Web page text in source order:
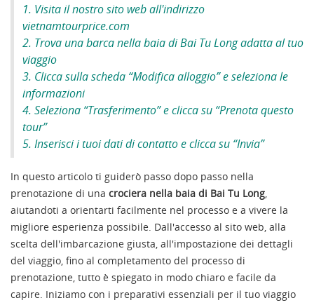
1. Visita il nostro sito web all'indirizzo
vietnamtourprice.com
2. Trova una barca nella baia di Bai Tu Long adatta al tuo
viaggio
3. Clicca sulla scheda “Modifica alloggio” e seleziona le
informazioni
4. Seleziona “Trasferimento” e clicca su “Prenota questo
tour”
5. Inserisci i tuoi dati di contatto e clicca su “Invia”
In questo articolo ti guiderò passo dopo passo nella
prenotazione di una crociera nella baia di Bai Tu Long,
aiutandoti a orientarti facilmente nel processo e a vivere la
migliore esperienza possibile. Dall'accesso al sito web, alla
scelta dell'imbarcazione giusta, all'impostazione dei dettagli
del viaggio, fino al completamento del processo di
prenotazione, tutto è spiegato in modo chiaro e facile da
capire. Iniziamo con i preparativi essenziali per il tuo viaggio